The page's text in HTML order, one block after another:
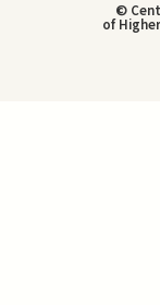
©
of